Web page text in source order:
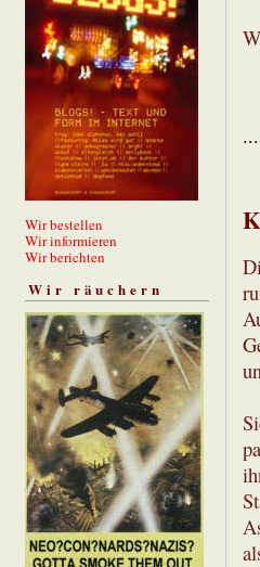
Wir bestellen
Wir informieren
Wir berichten
Wir räuchern
...